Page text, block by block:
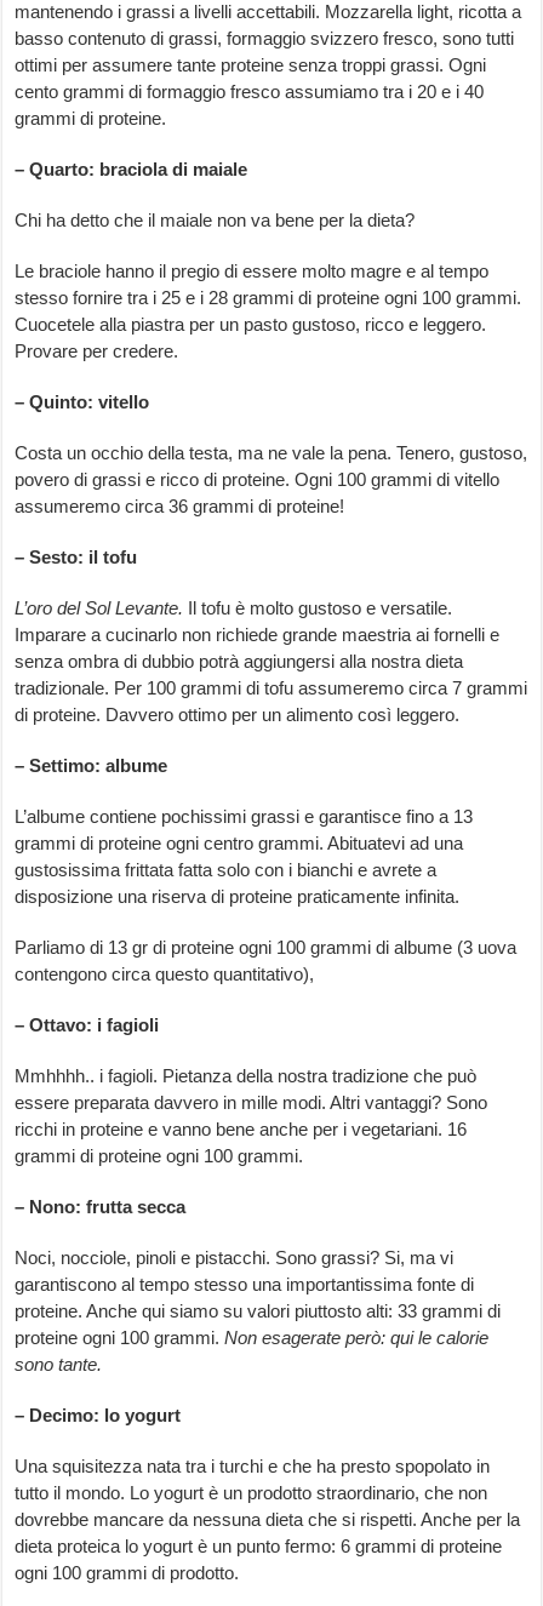
mantenendo i grassi a livelli accettabili. Mozzarella light, ricotta a
basso contenuto di grassi, formaggio svizzero fresco, sono tutti
ottimi per assumere tante proteine senza troppi grassi. Ogni
cento grammi di formaggio fresco assumiamo tra i 20 e i 40
grammi di proteine.
– Quarto: braciola di maiale
Chi ha detto che il maiale non va bene per la dieta?
Le braciole hanno il pregio di essere molto magre e al tempo
stesso fornire tra i 25 e i 28 grammi di proteine ogni 100 grammi.
Cuocetele alla piastra per un pasto gustoso, ricco e leggero.
Provare per credere.
– Quinto: vitello
Costa un occhio della testa, ma ne vale la pena. Tenero, gustoso,
povero di grassi e ricco di proteine. Ogni 100 grammi di vitello
assumeremo circa 36 grammi di proteine!
– Sesto: il tofu
L’oro del Sol Levante. Il tofu è molto gustoso e versatile.
Imparare a cucinarlo non richiede grande maestria ai fornelli e
senza ombra di dubbio potrà aggiungersi alla nostra dieta
tradizionale. Per 100 grammi di tofu assumeremo circa 7 grammi
di proteine. Davvero ottimo per un alimento così leggero.
– Settimo: albume
L’albume contiene pochissimi grassi e garantisce fino a 13
grammi di proteine ogni centro grammi. Abituatevi ad una
gustosissima frittata fatta solo con i bianchi e avrete a
disposizione una riserva di proteine praticamente infinita.
Parliamo di 13 gr di proteine ogni 100 grammi di albume (3 uova
contengono circa questo quantitativo),
– Ottavo: i fagioli
Mmhhhh.. i fagioli. Pietanza della nostra tradizione che può
essere preparata davvero in mille modi. Altri vantaggi? Sono
ricchi in proteine e vanno bene anche per i vegetariani. 16
grammi di proteine ogni 100 grammi.
– Nono: frutta secca
Noci, nocciole, pinoli e pistacchi. Sono grassi? Si, ma vi
garantiscono al tempo stesso una importantissima fonte di
proteine. Anche qui siamo su valori piuttosto alti: 33 grammi di
proteine ogni 100 grammi.Non esagerate però: qui le calorie
sono tante.
– Decimo: lo yogurt
Una squisitezza nata tra i turchi e che ha presto spopolato in
tutto il mondo. Lo yogurt è un prodotto straordinario, che non
dovrebbe mancare da nessuna dieta che si rispetti. Anche per la
dieta proteica lo yogurt è un punto fermo: 6 grammi di proteine
ogni 100 grammi di prodotto.